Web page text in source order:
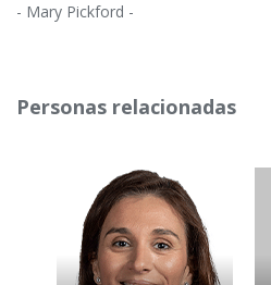
- Mary Pickford -
Personas relacionadas